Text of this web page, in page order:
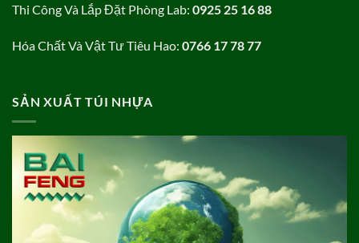
Thi Công Và Lắp Đặt Phòng Lab: 0925 25 16 88
Hóa Chất Và Vật Tư Tiêu Hao: 0766 17 78 77
SẢN XUẤT TÚI NHỰA